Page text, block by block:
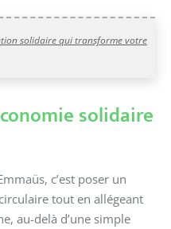
solidaire qui transforme votre
solidaire
c’est poser un
tout en allégeant
au-delà d’une simple